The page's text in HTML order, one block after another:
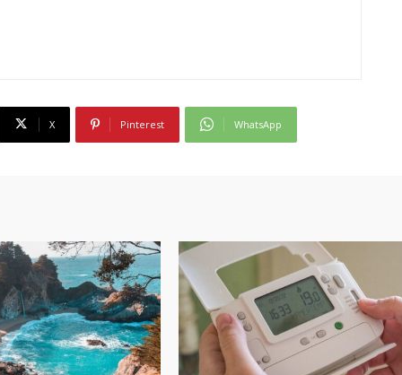
X Pinterest WhatsApp